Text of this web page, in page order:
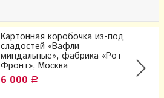
Картонная коробочка из-под
сладостей «Вафли
миндальные»​, фабрика «Рот-
Фронт», Москва
6 000 Р